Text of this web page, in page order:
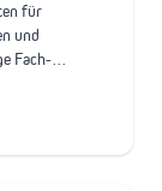
für
und
Fach-…